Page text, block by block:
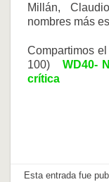
Millán,
nombres más
Compartimos
100)
WD40-
crítica
Esta entrada fue